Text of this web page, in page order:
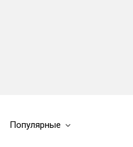
Популярные